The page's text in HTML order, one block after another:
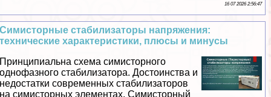
16 07 2026 2:56:47
Симисторные стабилизаторы напряжения:
технические хаpaктеристики, плюсы и минусы
Принципиальна схема симисторного
однофазного стабилизатора. Достоинства и
недостатки современных стабилизаторов
на симисторных элементах. Симисторный